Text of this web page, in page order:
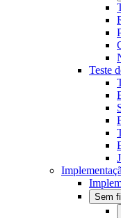
Teste
Sem